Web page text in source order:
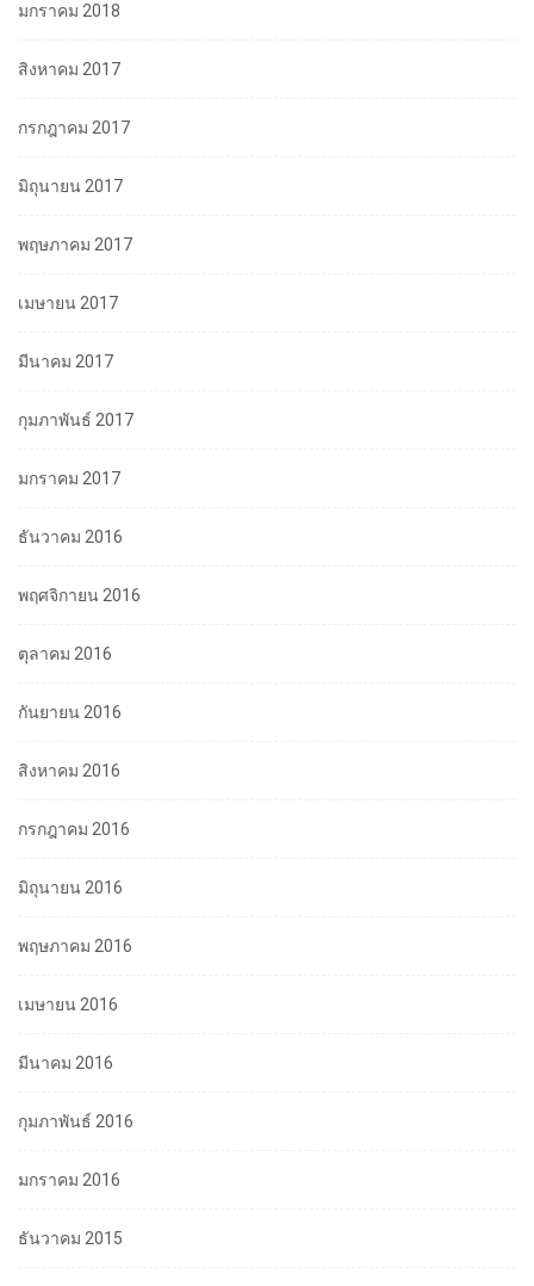
มกราคม 2018
สิงหาคม 2017
กรกฎาคม 2017
มิถุนายน 2017
พฤษภาคม 2017
เมษายน 2017
มีนาคม 2017
กุมภาพันธ์ 2017
มกราคม 2017
ธันวาคม 2016
พฤศจิกายน 2016
ตุลาคม 2016
กันยายน 2016
สิงหาคม 2016
กรกฎาคม 2016
มิถุนายน 2016
พฤษภาคม 2016
เมษายน 2016
มีนาคม 2016
กุมภาพันธ์ 2016
มกราคม 2016
ธันวาคม 2015